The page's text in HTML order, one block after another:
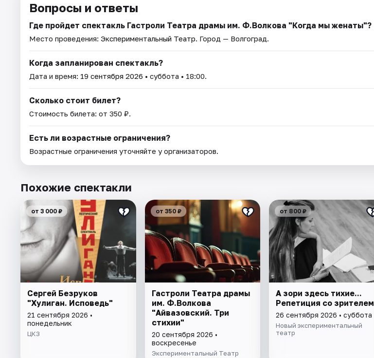
Вопросы и ответы
Где пройдет спектакль Гастроли Театра драмы им. Ф.Волкова "Когда мы женаты"?
Место проведения: Экспериментальный Театр. Город — Волгоград.
Когда запланирован спектакль?
Дата и время: 19 сентября 2026 • суббота • 18:00.
Сколько стоит билет?
Стоимость билета: от 350 ₽.
Есть ли возрастные ограничения?
Возрастные ограничения уточняйте у организаторов.
Похожие спектакли
от 3 000 ₽
Сергей Безруков
"Хулиган. Исповедь"
21 сентября 2026 •
понедельник
ЦКЗ
от 350 ₽
Гастроли Театра драмы
им. Ф.Волкова
"Айвазовский. Три
стихии"
20 сентября 2026 •
воскресенье
Экспериментальный Театр
от 800 ₽
А зори здесь тихие...
Репетиция со зрителем
26 сентября 2026 • суббота
Новый экспериментальный
театр